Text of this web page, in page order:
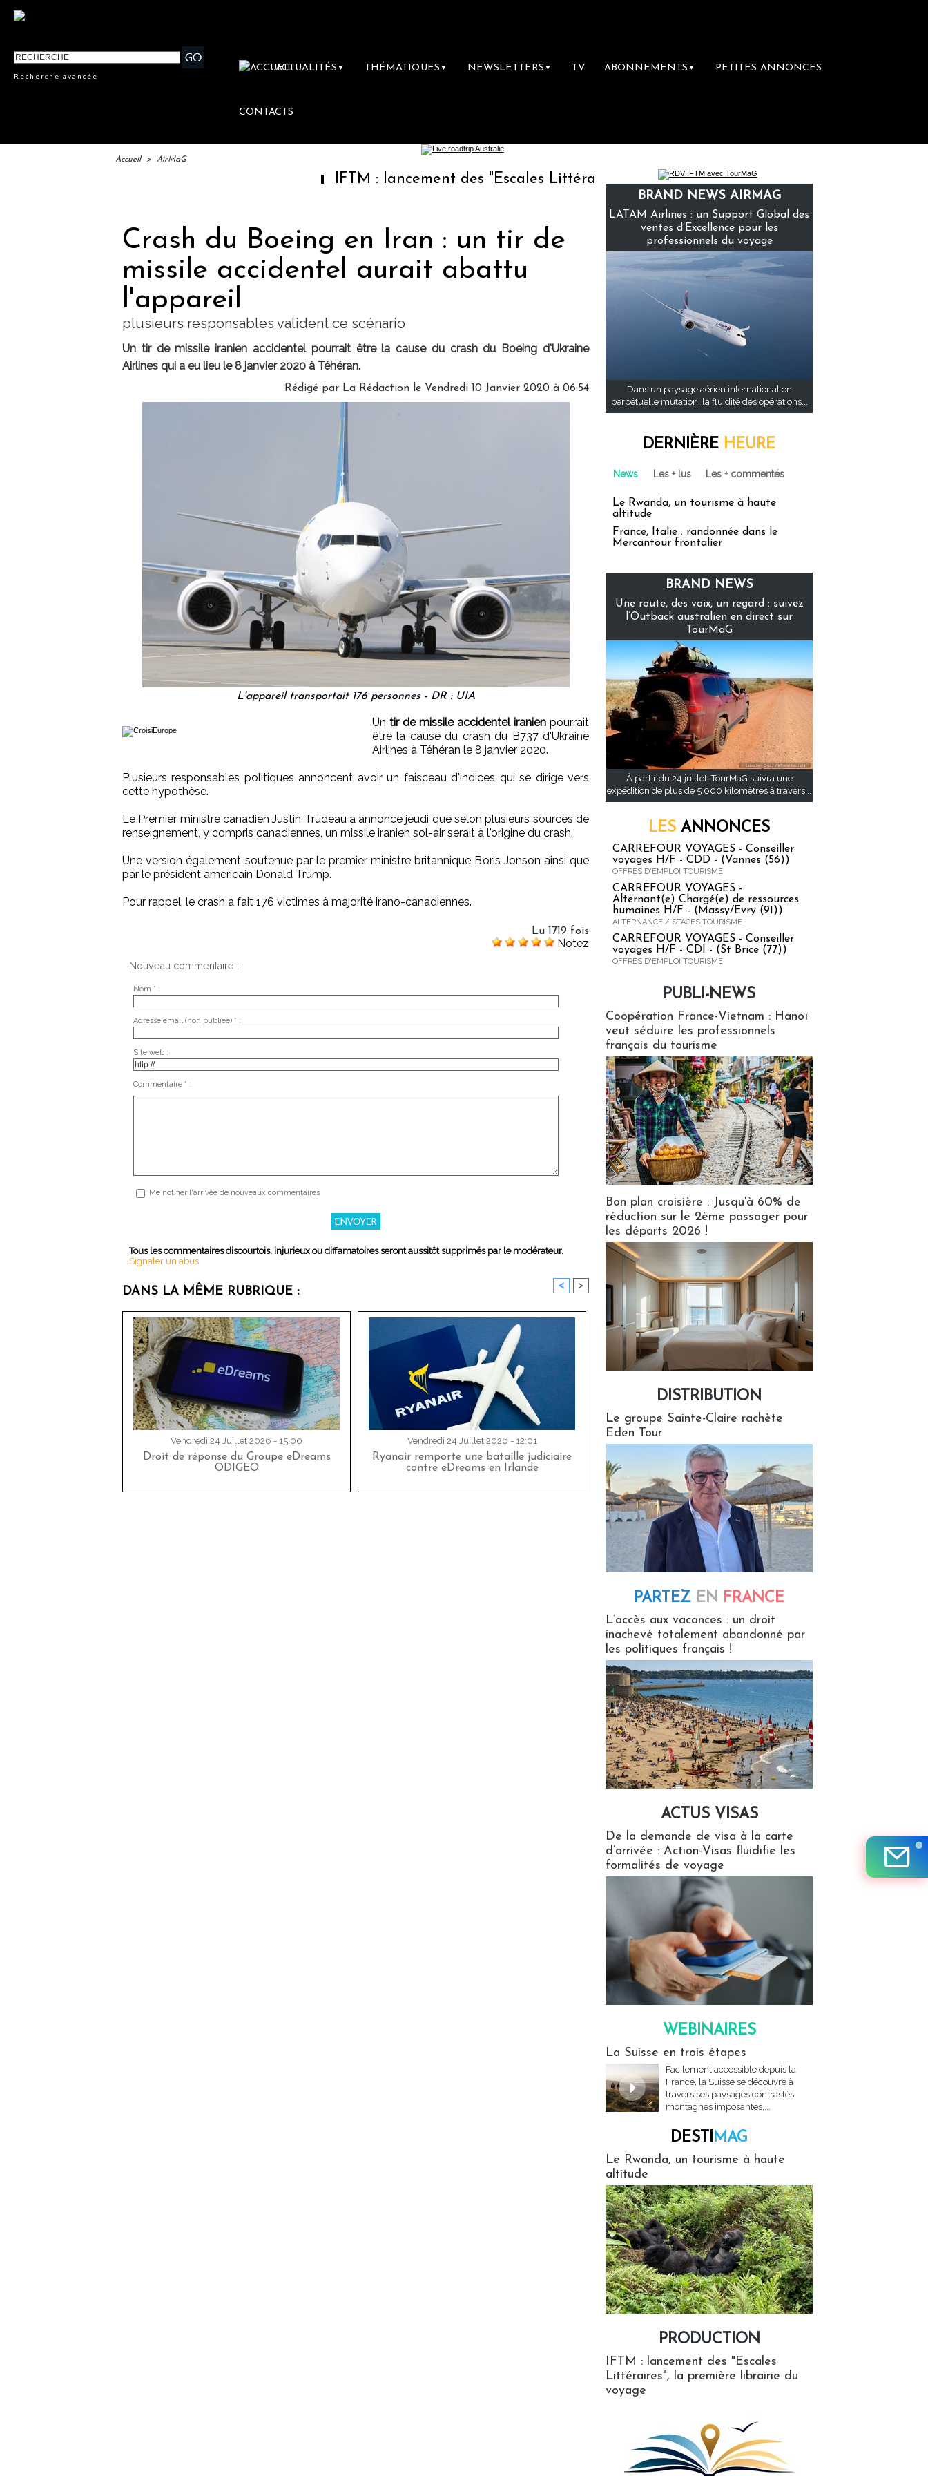
Recherche avancée
ACTUALITÉS ▼ THÉMATIQUES ▼ NEWSLETTERS ▼ TV ABONNEMENTS ▼ PETITES ANNONCES
CONTACTS
Accueil > AirMaG
IFTM : lancement des "Escales Littéraires", la première librairie du voyage
Crash du Boeing en Iran : un tir de
missile accidentel aurait abattu
l'appareil
plusieurs responsables valident ce scénario
Un tir de missile iranien accidentel pourrait être la cause du crash du Boeing d'Ukraine
Airlines qui a eu lieu le 8 janvier 2020 à Téhéran.
Rédigé par La Rédaction le Vendredi 10 Janvier 2020 à 06:54
L'appareil transportait 176 personnes - DR : UIA
Un tir de missile accidentel iranien pourrait
être la cause du crash du B737 d'Ukraine
Airlines à Téhéran le 8 janvier 2020.
Plusieurs responsables politiques annoncent avoir un faisceau d'indices qui se dirige vers
cette hypothèse.
Le Premier ministre canadien Justin Trudeau a annoncé jeudi que selon plusieurs sources de
renseignement, y compris canadiennes, un missile iranien sol-air serait à l'origine du crash.
Une version également soutenue par le premier ministre britannique Boris Jonson ainsi que
par le président américain Donald Trump.
Pour rappel, le crash a fait 176 victimes à majorité irano-canadiennes.
Lu 1719 fois
Notez
Nouveau commentaire :
Nom * :
Adresse email (non publiée) * :
Site web :
Commentaire * :
Me notifier l'arrivée de nouveaux commentaires
Tous les commentaires discourtois, injurieux ou diffamatoires seront aussitôt supprimés par le modérateur.
Signaler un abus
DANS LA MÊME RUBRIQUE : < >
Vendredi 24 Juillet 2026 - 15:00
Droit de réponse du Groupe eDreams
ODIGEO
Vendredi 24 Juillet 2026 - 12:01
Ryanair remporte une bataille judiciaire
contre eDreams en Irlande
BRAND NEWS AIRMAG
LATAM Airlines : un Support Global des
ventes d’Excellence pour les
professionnels du voyage
Dans un paysage aérien international en
perpétuelle mutation, la fluidité des opérations...
DERNIÈRE HEURE
News Les + lus Les + commentés
Le Rwanda, un tourisme à haute
altitude
France, Italie : randonnée dans le
Mercantour frontalier
BRAND NEWS
Une route, des voix, un regard : suivez
l’Outback australien en direct sur
TourMaG
À partir du 24 juillet, TourMaG suivra une
expédition de plus de 5 000 kilomètres à travers...
LES ANNONCES
CARREFOUR VOYAGES - Conseiller
voyages H/F - CDD - (Vannes (56))
OFFRES D'EMPLOI TOURISME
CARREFOUR VOYAGES -
Alternant(e) Chargé(e) de ressources
humaines H/F - (Massy/Evry (91))
ALTERNANCE / STAGES TOURISME
CARREFOUR VOYAGES - Conseiller
voyages H/F - CDI - (St Brice (77))
OFFRES D'EMPLOI TOURISME
PUBLI-NEWS
Coopération France-Vietnam : Hanoï
veut séduire les professionnels
français du tourisme
Bon plan croisière : Jusqu'à 60% de
réduction sur le 2ème passager pour
les départs 2026 !
DISTRIBUTION
Le groupe Sainte-Claire rachète
Eden Tour
PARTEZ EN FRANCE
L’accès aux vacances : un droit
inachevé totalement abandonné par
les politiques français !
ACTUS VISAS
De la demande de visa à la carte
d’arrivée : Action-Visas fluidifie les
formalités de voyage
WEBINAIRES
La Suisse en trois étapes
Facilement accessible depuis la
France, la Suisse se découvre à
travers ses paysages contrastés,
montagnes imposantes,...
DESTIMAG
Le Rwanda, un tourisme à haute
altitude
PRODUCTION
IFTM : lancement des "Escales
Littéraires", la première librairie du
voyage